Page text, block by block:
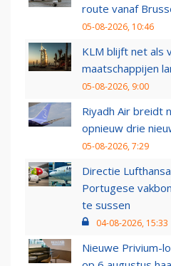
route vanaf
05-08-2026, 10:46
KLM blijft net als
maatschappijen
05-08-2026, 9:00
Riyadh Air breidt
opnieuw drie
05-08-2026, 7:29
Directie
Portugese
te sussen
04-08-2026, 15:33
Nieuwe Privium-